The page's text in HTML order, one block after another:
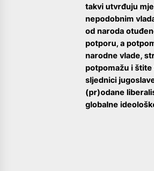
takvi utvrđuju
nepodobnim
od naroda
potporu, a
narodne vlade,
potpomažu i štite
sljednici
(pr)odane
globalne